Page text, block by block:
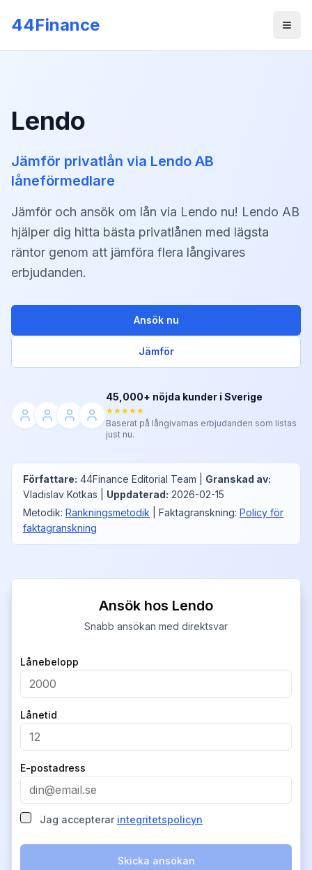
44Finance
Lendo
Jämför privatlån via Lendo AB
låneförmedlare
Jämför och ansök om lån via Lendo nu! Lendo AB
hjälper dig hitta bästa privatlånen med lägsta
räntor genom att jämföra flera långivares
erbjudanden.
Ansök nu
Jämför
45,000+ nöjda kunder i Sverige
★★★★★
Baserat på långivarnas erbjudanden som listas
just nu.
Författare: 44Finance Editorial Team Granskad av:
Vladislav Kotkas
Uppdaterad: 2026-02-15
Metodik: Rankningsmetodik Faktagranskning: Policy för
faktagranskning
Ansök hos Lendo
Snabb ansökan med direktsvar
Company
Lånebelopp
Lånetid
E-postadress
Jag accepterar integritetspolicyn
Skicka ansökan